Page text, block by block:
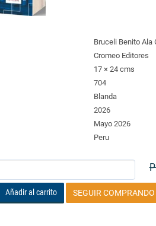
Bruceli Benito Ala
Cromeo Editores
17 × 24 cms
704
Blanda
2026
Mayo 2026
Peru
Añadir al carrito SEGUIR COMPRANDO